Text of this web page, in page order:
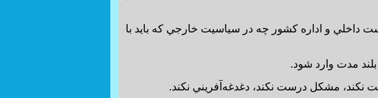
داخلي و اداره كشور چه در سياسيت خارجي كه بايد با
بلند مدت وارد شود.
نكند، مشكل درست نكند، دغدغه‌آفريني نكند.